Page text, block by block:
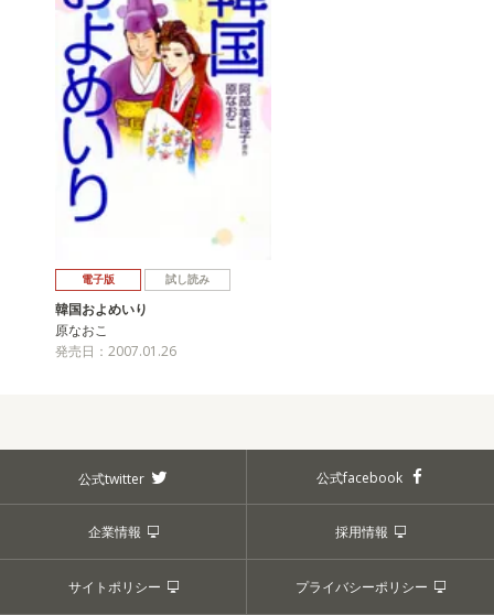
電子版 試し読み
韓国およめいり
原なおこ
発売日：2007.01.26
公式twitter 公式facebook
企業情報 採用情報
サイトポリシー プライバシーポリシー